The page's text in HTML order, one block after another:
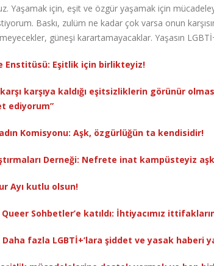
Yaşamak için, eşit ve özgür yaşamak için
Baskı, zulüm ne kadar çok varsa onun
güneşi karartamayacaklar. Yaşasın
Enstitüsü: Eşitlik için birlikteyiz!
karşı karşıya kaldığı eşitsizliklerin görünür
ediyorum”
Komisyonu: Aşk, özgürlüğün ta kendisidir!
Derneği: Nefrete inat kampüsteyiz
Ayı kutlu olsun!
Sohbetler’e katıldı: İhtiyacımız
Daha fazla LGBTİ+’lara şiddet ve yasak haberi